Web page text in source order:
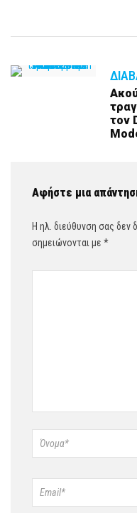
τον
Αφήστε μια
Η ηλ. διεύθυνση σας δεν
σημειώνονται με *